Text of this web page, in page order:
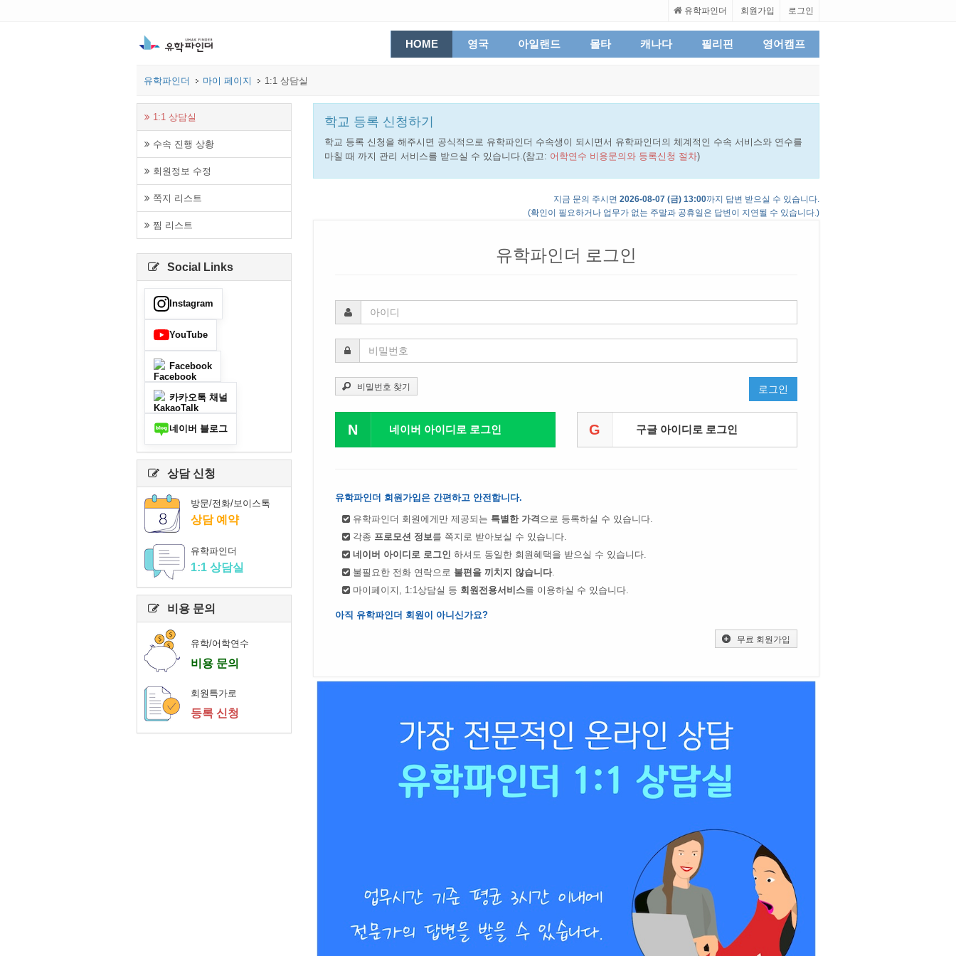
유학파인더 회원가입 로그인
HOME 영국 아일랜드 몰타 캐나다 필리핀 영어캠프
유학파인더 마이 페이지 1:1 상담실
1:1 상담실
수속 진행 상황
회원정보 수정
쪽지 리스트
찜 리스트
Social Links
Instagram
YouTube
Facebook
카카오톡 채널
네이버 블로그
상담 신청
방문/전화/보이스톡
상담 예약
유학파인더
1:1 상담실
비용 문의
유학/어학연수
비용 문의
회원특가로
등록 신청
학교 등록 신청하기
학교 등록 신청을 해주시면 공식적으로 유학파인더 수속생이 되시면서 유학파인더의 체계적인 수속 서비스와 연수를
마칠 때 까지 관리 서비스를 받으실 수 있습니다.(참고: 어학연수 비용문의와 등록신청 절차)
지금 문의 주시면 2026-08-07 (금) 13:00까지 답변 받으실 수 있습니다.
(확인이 필요하거나 업무가 없는 주말과 공휴일은 답변이 지연될 수 있습니다.)
유학파인더 로그인
비밀번호 찾기 로그인
N 네이버 아이디로 로그인 G 구글 아이디로 로그인
유학파인더 회원가입은 간편하고 안전합니다.
유학파인더 회원에게만 제공되는 특별한 가격 으로 등록하실 수 있습니다.
각종 프로모션 정보를 쪽지로 받아보실 수 있습니다.
네이버 아이디로 로그인 하셔도 동일한 회원혜택을 받으실 수 있습니다.
불필요한 전화 연락으로 불편을 끼치지 않습니다.
마이페이지, 1:1상담실 등 회원전용서비스를 이용하실 수 있습니다.
아직 유학파인더 회원이 아니신가요?
무료 회원가입